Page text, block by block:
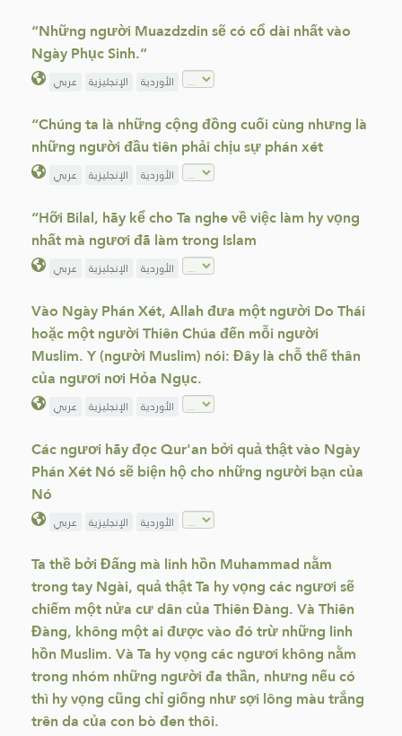
“Những người Muazdzdin sẽ có cổ dài nhất vào
Ngày Phục Sinh.”
عربي الإنجليزية الأوردية
“Chúng ta là những cộng đồng cuối cùng nhưng là
những người đầu tiên phải chịu sự phán xét
عربي الإنجليزية الأوردية
“Hỡi Bilal, hãy kể cho Ta nghe về việc làm hy vọng
nhất mà ngươi đã làm trong Islam
عربي الإنجليزية الأوردية
Vào Ngày Phán Xét, Allah đưa một người Do Thái
hoặc một người Thiên Chúa đến mỗi người
Muslim. Y (người Muslim) nói: Đây là chỗ thế thân
của ngươi nơi Hỏa Ngục.
عربي الإنجليزية الأوردية
Các ngươi hãy đọc Qur'an bởi quả thật vào Ngày
Phán Xét Nó sẽ biện hộ cho những người bạn của
Nó
عربي الإنجليزية الأوردية
Ta thề bởi Đấng mà linh hồn Muhammad nằm
trong tay Ngài, quả thật Ta hy vọng các ngươi sẽ
chiếm một nửa cư dân của Thiên Đàng. Và Thiên
Đàng, không một ai được vào đó trừ những linh
hồn Muslim. Và Ta hy vọng các ngươi không nằm
trong nhóm những người đa thần, nhưng nếu có
thì hy vọng cũng chỉ giống như sợi lông màu trắng
trên da của con bò đen thôi.